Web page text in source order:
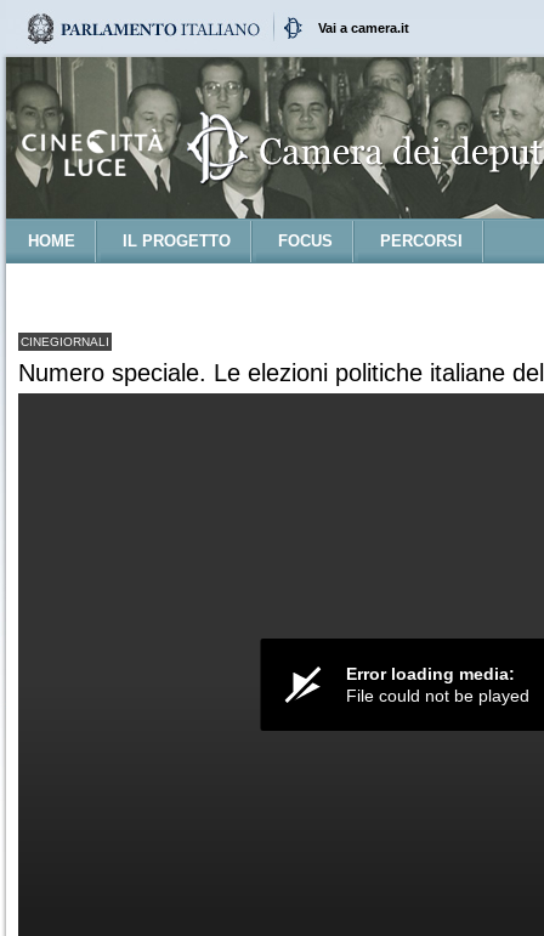
Vai a camera.it
HOME IL PROGETTO FOCUS PERCORSI
CINEGIORNALI
Numero speciale. Le elezioni politiche italiane
Error loading media:
File could not be played